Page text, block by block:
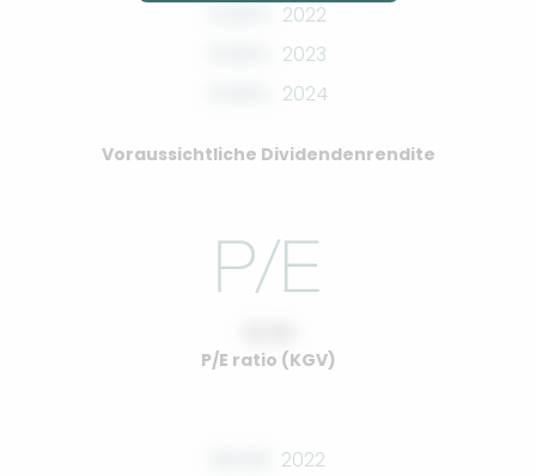
2022
2023
2024
Voraussichtliche Dividendenrendite
P/E ratio (KGV)
2022